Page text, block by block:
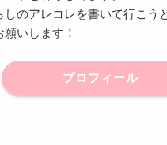
しのアレコレを書いて行こう
願いします！
プロフィール